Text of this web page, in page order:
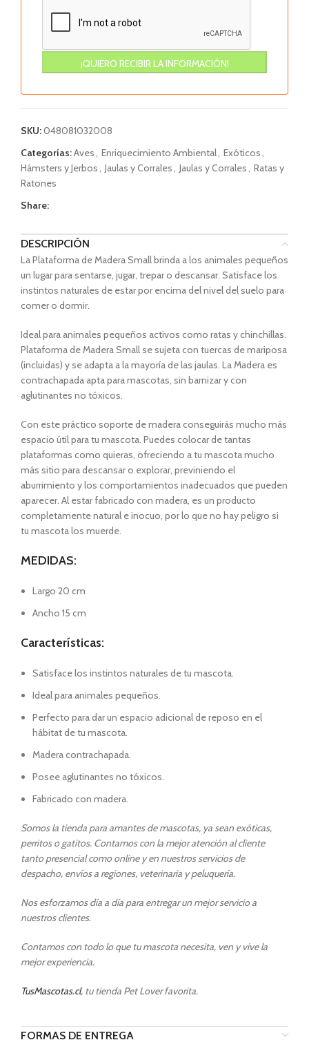
SKU:048081032008
Categorías:Aves, Enriquecimiento Ambiental, Exóticos,
Hámsters y Jerbos, Jaulas y Corrales, Jaulas y Corrales, Ratas y
Ratones
Share:
DESCRIPCIÓN
La Plataforma de Madera Small brinda a los animales pequeños
un lugar para sentarse, jugar, trepar o descansar. Satisface los
instintos naturales de estar por encima del nivel del suelo para
comer o dormir.
Ideal para animales pequeños activos como ratas y chinchillas.
Plataforma de Madera Small se sujeta con tuercas de mariposa
(incluidas) y se adapta a la mayoría de las jaulas. La Madera es
contrachapada apta para mascotas, sin barnizar y con
aglutinantes no tóxicos.
Con este práctico soporte de madera conseguirás mucho más
espacio útil para tu mascota. Puedes colocar de tantas
plataformas como quieras, ofreciendo a tu mascota mucho
más sitio para descansar o explorar, previniendo el
aburrimiento y los comportamientos inadecuados que pueden
aparecer. Al estar fabricado con madera, es un producto
completamente natural e inocuo, por lo que no hay peligro si
tu mascota los muerde.
MEDIDAS:
Largo 20 cm
Ancho 15 cm
Características:
Satisface los instintos naturales de tu mascota.
Ideal para animales pequeños.
Perfecto para dar un espacio adicional de reposo en el
hábitat de tu mascota.
Madera contrachapada.
Posee aglutinantes no tóxicos.
Fabricado con madera.
Somos la tienda para amantes de mascotas, ya sean exóticas,
perritos o gatitos. Contamos con la mejor atención al cliente
tanto presencial como online y en nuestros servicios de
despacho, envíos a regiones, veterinaria y peluquería.
Nos esforzamos día a día para entregar un mejor servicio a
nuestros clientes.
Contamos con todo lo que tu mascota necesita, ven y vive la
mejor experiencia.
TusMascotas.cl, tu tienda Pet Lover favorita.
FORMAS DE ENTREGA